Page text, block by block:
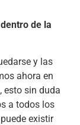
de la
y las
ahora en
esto sin duda
a todos los
existir